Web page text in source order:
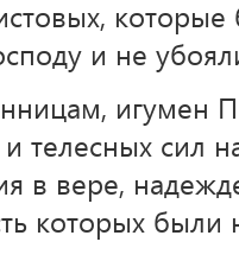
и не
игумен
телесных сил
в вере,
которых были